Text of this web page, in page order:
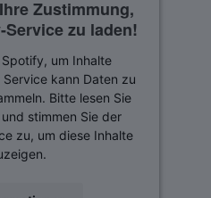
Zustimmung,
zu laden!
um Inhalte
kann Daten zu
Bitte lesen Sie
stimmen Sie der
zu, um diese Inhalte